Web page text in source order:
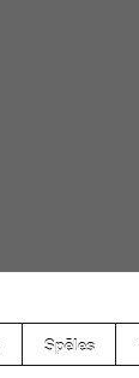
Spēles